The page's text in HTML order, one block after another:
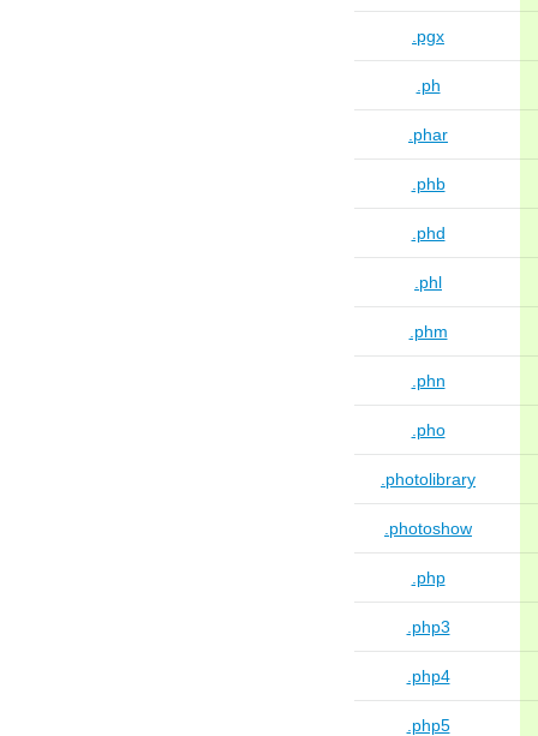
.pgx
.ph
.phar
.phb
.phd
.phl
.phm
.phn
.pho
.photolibrary
.photoshow
.php
.php3
.php4
.php5